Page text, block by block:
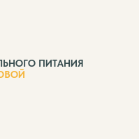
ПИТАНИЯ